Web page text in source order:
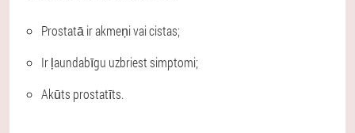
Prostatā ir akmeņi vai cistas;
Ir ļaundabīgu uzbriest simptomi;
Akūts prostatīts.